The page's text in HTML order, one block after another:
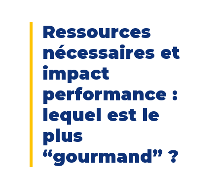
Ressources
nécessaires et
impact
performance :
lequel est le
plus
“gourmand” ?